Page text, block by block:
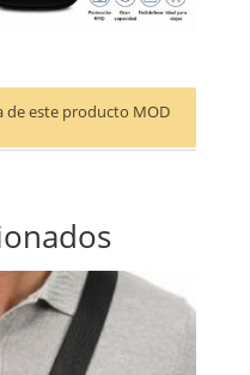
de este producto MOD